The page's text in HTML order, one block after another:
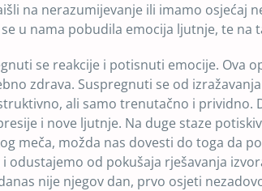
na nerazumijevanje ili imamo osjećaj
u nama pobudila emocija ljutnje, te na
se reakcije i potisnuti emocije. Ova
zdrava. Suspregnuti se od
ali samo trenutačno i prividno.
i nove ljutnje. Na duge staze
meča, možda nas dovesti do toga da
odustajemo od pokušaja rješavanja
nije njegov dan, prvo osjeti